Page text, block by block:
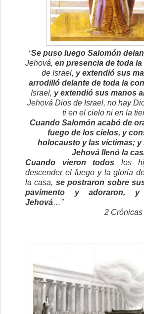
“Se puso luego Salomón
Jehová, en presencia de toda
de Israel, y extendió sus
arrodilló delante de toda la
Israel, y extendió sus manos
Jehová Dios de Israel, no hay
ti en el cielo ni en la
Cuando Salomón acabó de
fuego de los cielos, y
holocausto y las víctimas; y
Jehová llenó la
Cuando vieron todos los
descender el fuego y la gloria
la casa, se postraron sobre
pavimento y adoraron,
Jehová…”
2 Crónicas